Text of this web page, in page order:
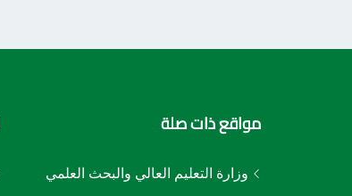
مواقع ذات صلة
وزارة التعليم العالي والبحث العلمي